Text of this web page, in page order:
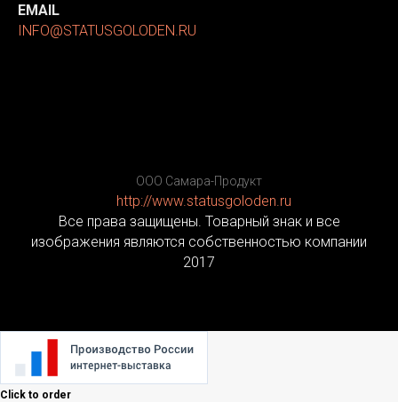
EMAIL
INFO@STATUSGOLODEN.RU
ООО Самара-Продукт
http://www.statusgoloden.ru
Все права защищены. Товарный знак и все
изображения являются собственностью компании
2017
Click to order